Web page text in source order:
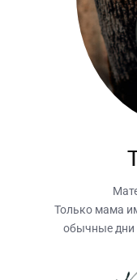
Только мама
обычные дни